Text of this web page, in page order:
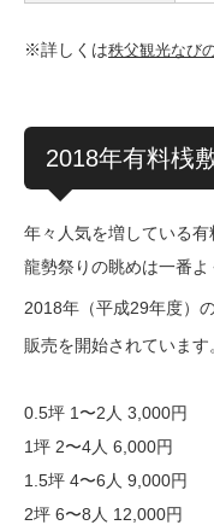
※詳しくは秩父観光なび
2018年有料桟
年々人気を増している有
龍勢祭りの眺めは一番よ
2018年（平成29年度）
販売を開始されています
0.5坪 1〜2人 3,000円
1坪 2〜4人 6,000円
1.5坪 4〜6人 9,000円
2坪 6〜8人 12,000円